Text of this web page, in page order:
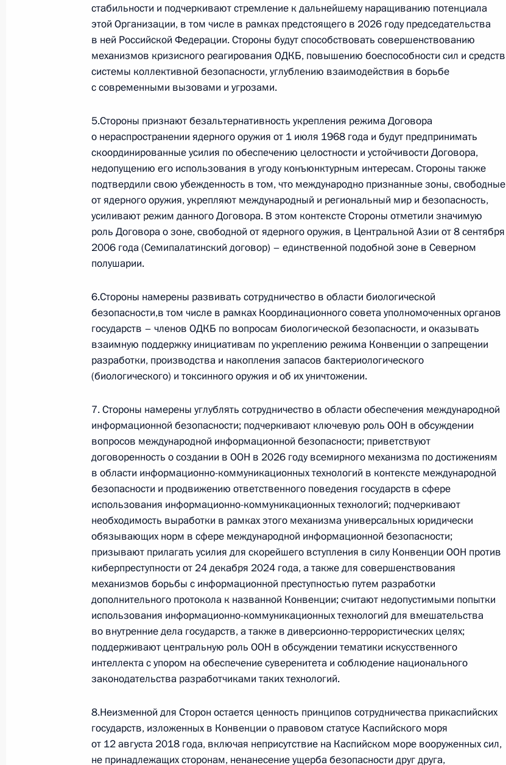
В России во исполнение поручения
Президента появится единый
научно-методический центр
по продвижению русского языка
за рубежом
14 июля 2026 года, 16:00
Представлен доклад о деятельности
Уполномоченного по правам
ребёнка в 2025 году
14 июля 2026 года, 10:00
экосистем цифровой экономики
и цифровых платформ
9 июля 2026 года, 17:00 8 июля 2026 года, 15:00
Меры Правительства
по повышению устойчивости
экономики и поддержке
граждан в условиях санкций
GOVERNMENT.RU
Конституция Российской
Федерации
CONSTITUTION.KREMLIN.RU
Отправить письмо Президенту
Официальный портал
правовой информации
Правительство Российской Совет Федерации
Разделы сайта
Президента
России
События
Информационные
ресурсы
Президента России
Президент России
Официальные
сетевые ресурсы
Президента России
MAX
Правовая и
техническая
информация
О портале
стабильности и подчеркивают стремление к дальнейшему наращиванию потенциала
этой Организации, в том числе в рамках предстоящего в 2026 году председательства
в ней Российской Федерации. Стороны будут способствовать совершенствованию
механизмов кризисного реагирования ОДКБ, повышению боеспособности сил и средств
системы коллективной безопасности, углублению взаимодействия в борьбе
с современными вызовами и угрозами.
5.Стороны признают безальтернативность укрепления режима Договора
о нераспространении ядерного оружия от 1 июля 1968 года и будут предпринимать
скоординированные усилия по обеспечению целостности и устойчивости Договора,
недопущению его использования в угоду конъюнктурным интересам. Стороны также
подтвердили свою убежденность в том, что международно признанные зоны, свободные
от ядерного оружия, укрепляют международный и региональный мир и безопасность,
усиливают режим данного Договора. В этом контексте Стороны отметили значимую
роль Договора о зоне, свободной от ядерного оружия, в Центральной Азии от 8 сентября
2006 года (Семипалатинский договор) – единственной подобной зоне в Северном
полушарии.
6.Стороны намерены развивать сотрудничество в области биологической
безопасности,в том числе в рамках Координационного совета уполномоченных органов
государств – членов ОДКБ по вопросам биологической безопасности, и оказывать
взаимную поддержку инициативам по укреплению режима Конвенции о запрещении
разработки, производства и накопления запасов бактериологического
(биологического) и токсинного оружия и об их уничтожении.
7. Стороны намерены углублять сотрудничество в области обеспечения международной
информационной безопасности; подчеркивают ключевую роль ООН в обсуждении
вопросов международной информационной безопасности; приветствуют
договоренность о создании в ООН в 2026 году всемирного механизма по достижениям
в области информационно-коммуникационных технологий в контексте международной
безопасности и продвижению ответственного поведения государств в сфере
использования информационно-коммуникационных технологий; подчеркивают
необходимость выработки в рамках этого механизма универсальных юридически
обязывающих норм в сфере международной информационной безопасности;
призывают прилагать усилия для скорейшего вступления в силу Конвенции ООН против
киберпреступности от 24 декабря 2024 года, а также для совершенствования
механизмов борьбы с информационной преступностью путем разработки
дополнительного протокола к названной Конвенции; считают недопустимыми попытки
использования информационно-коммуникационных технологий для вмешательства
во внутренние дела государств, а также в диверсионно-террористических целях;
поддерживают центральную роль ООН в обсуждении тематики искусственного
интеллекта с упором на обеспечение суверенитета и соблюдение национального
законодательства разработчиками таких технологий.
8.Неизменной для Сторон остается ценность принципов сотрудничества прикаспийских
государств, изложенных в Конвенции о правовом статусе Каспийского моря
от 12 августа 2018 года, включая неприсутствие на Каспийском море вооруженных сил,
не принадлежащих сторонам, ненанесение ущерба безопасности друг друга,